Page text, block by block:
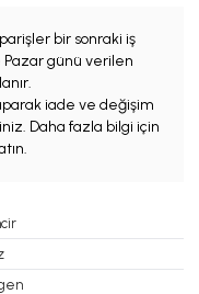
bir sonraki iş
günü verilen
iade ve değişim
Daha fazla bilgi için